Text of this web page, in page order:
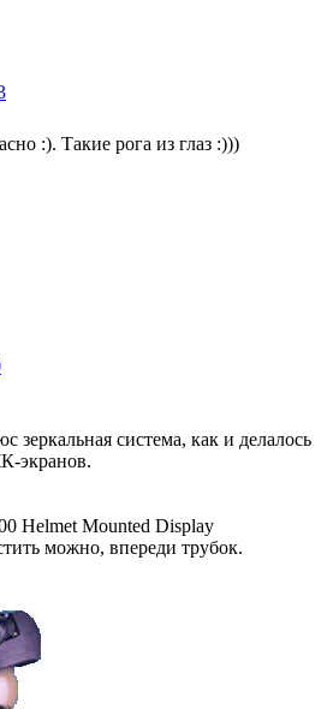
:). Такие рога из глаз :)))
зеркальная система, как и делалось
экранов.
Helmet Mounted Display
можно, впереди трубок.